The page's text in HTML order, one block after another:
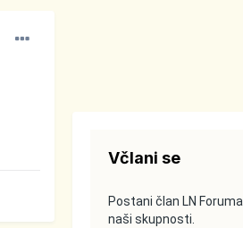
Včlani se
Postani član LN
naši skupnosti.